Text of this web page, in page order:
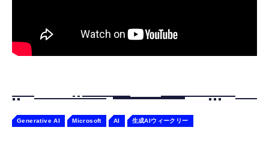
Generative AI Microsoft AI 生成AIウィークリー